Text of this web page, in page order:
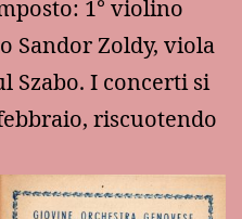
1° violino
Sandor Zoldy, viola
Szabo. I concerti si
riscuotendo